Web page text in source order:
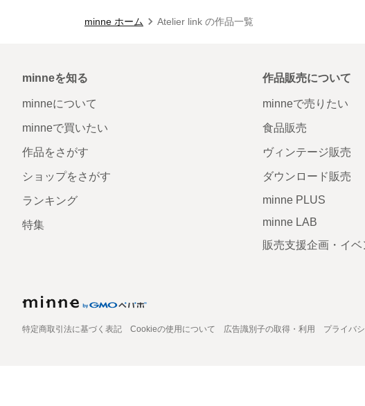
minne ホーム Atelier link の作品一覧
minneを知る
minneについて
minneで買いたい
作品をさがす
ショップをさがす
ランキング
特集
作品販売について
minneで売りたい
食品販売
ヴィンテージ販売
ダウンロード販売
minne PLUS
minne LAB
販売支援企画・イベ
特定商取引法に基づく表記 Cookieの使用について 広告識別子の取得・利用 プライバ